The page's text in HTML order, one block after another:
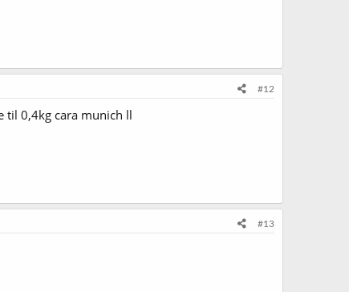
#12
til 0,4kg cara munich ll
#13